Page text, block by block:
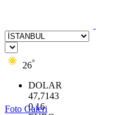
26°
DOLAR
47,7143
0.16
Foto Galeri